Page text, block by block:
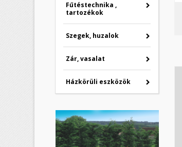
Fűtéstechnika ,
tartozékok
Szegek, huzalok
Zár, vasalat
Házkörüli eszközök